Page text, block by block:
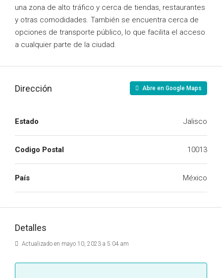
una zona de alto tráfico y cerca de tiendas, restaurantes
y otras comodidades. También se encuentra cerca de
opciones de transporte público, lo que facilita el acceso
a cualquier parte de la ciudad.
Dirección Abre en Google Maps
Estado Jalisco
Codigo Postal 10013
País México
Detalles
Actualizado en mayo 10, 2023 a 5:04 am